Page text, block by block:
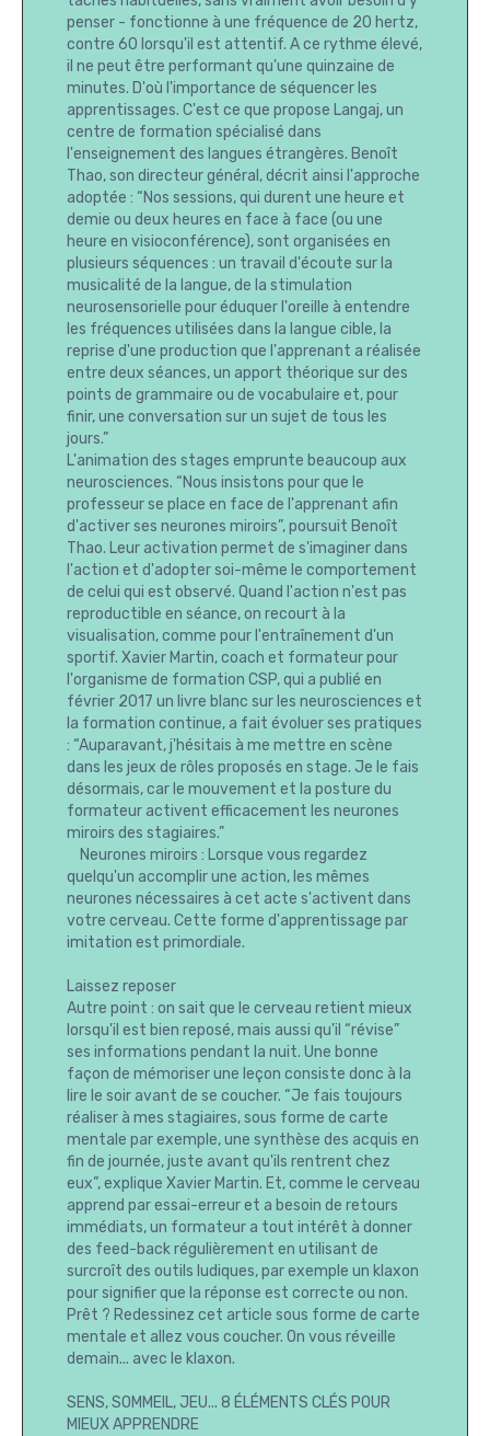
penser - fonctionne à une fréquence de 20 hertz,
contre 60 lorsqu'il est attentif. A ce rythme élevé,
il ne peut être performant qu'une quinzaine de
minutes. D'où l'importance de séquencer les
apprentissages. C'est ce que propose Langaj, un
centre de formation spécialisé dans
l'enseignement des langues étrangères. Benoît
Thao, son directeur général, décrit ainsi l'approche
adoptée : “Nos sessions, qui durent une heure et
demie ou deux heures en face à face (ou une
heure en visioconférence), sont organisées en
plusieurs séquences : un travail d'écoute sur la
musicalité de la langue, de la stimulation
neurosensorielle pour éduquer l'oreille à entendre
les fréquences utilisées dans la langue cible, la
reprise d'une production que l'apprenant a réalisée
entre deux séances, un apport théorique sur des
points de grammaire ou de vocabulaire et, pour
finir, une conversation sur un sujet de tous les
jours.”
L'animation des stages emprunte beaucoup aux
neurosciences. “Nous insistons pour que le
professeur se place en face de l'apprenant afin
d'activer ses neurones miroirs”, poursuit Benoît
Thao. Leur activation permet de s'imaginer dans
l'action et d'adopter soi-même le comportement
de celui qui est observé. Quand l'action n'est pas
reproductible en séance, on recourt à la
visualisation, comme pour l'entraînement d'un
sportif. Xavier Martin, coach et formateur pour
l'organisme de formation CSP, qui a publié en
février 2017 un livre blanc sur les neurosciences et
la formation continue, a fait évoluer ses pratiques
: “Auparavant, j'hésitais à me mettre en scène
dans les jeux de rôles proposés en stage. Je le fais
désormais, car le mouvement et la posture du
formateur activent efficacement les neurones
miroirs des stagiaires.”
Neurones miroirs : Lorsque vous regardez
quelqu'un accomplir une action, les mêmes
neurones nécessaires à cet acte s'activent dans
votre cerveau. Cette forme d'apprentissage par
imitation est primordiale.
Laissez reposer
Autre point : on sait que le cerveau retient mieux
lorsqu'il est bien reposé, mais aussi qu'il “révise”
ses informations pendant la nuit. Une bonne
façon de mémoriser une leçon consiste donc à la
lire le soir avant de se coucher. “Je fais toujours
réaliser à mes stagiaires, sous forme de carte
mentale par exemple, une synthèse des acquis en
fin de journée, juste avant qu'ils rentrent chez
eux”, explique Xavier Martin. Et, comme le cerveau
apprend par essai-erreur et a besoin de retours
immédiats, un formateur a tout intérêt à donner
des feed-back régulièrement en utilisant de
surcroît des outils ludiques, par exemple un klaxon
pour signifier que la réponse est correcte ou non.
Prêt ? Redessinez cet article sous forme de carte
mentale et allez vous coucher. On vous réveille
demain... avec le klaxon.
SENS, SOMMEIL, JEU... 8 ÉLÉMENTS CLÉS POUR
MIEUX APPRENDRE